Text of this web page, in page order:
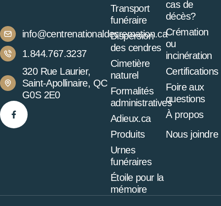
info@centrenationaldecremation.ca
1.844.767.3237
320 Rue Laurier,
Saint-Apollinaire, QC
G0S 2E0
Transport
funéraire
Dispersion
des cendres
Cimetière
naturel
Formalités
administratives
Adieux.ca
Produits
Urnes
funéraires
Étoile pour la
mémoire
cas de
décès?
Crémation
ou
incinération
Certifications
Foire aux
questions
À propos
Nous joindre